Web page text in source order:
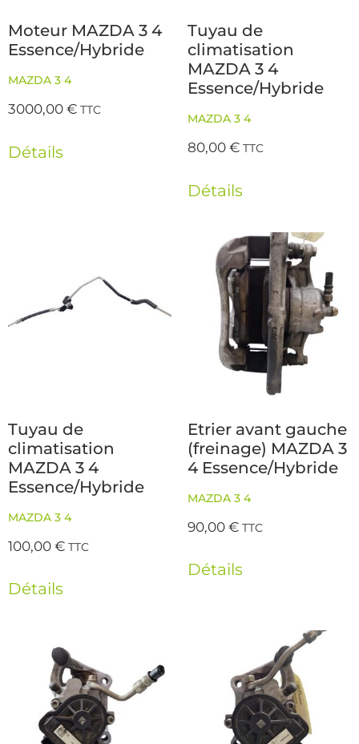
Moteur MAZDA 3 4
Essence/Hybride
MAZDA 3 4
3000,00€ TTC
Détails
Tuyau de
climatisation
MAZDA 3 4
Essence/Hybride
MAZDA 3 4
80,00€ TTC
Détails
Tuyau de
climatisation
MAZDA 3 4
Essence/Hybride
MAZDA 3 4
100,00€ TTC
Détails
Etrier avant gauche
(freinage) MAZDA 3
4 Essence/Hybride
MAZDA 3 4
90,00€ TTC
Détails